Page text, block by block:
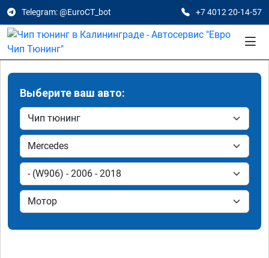
Telegram: @EuroCT_bot +7 4012 20-14-57
Выберите ваш авто: